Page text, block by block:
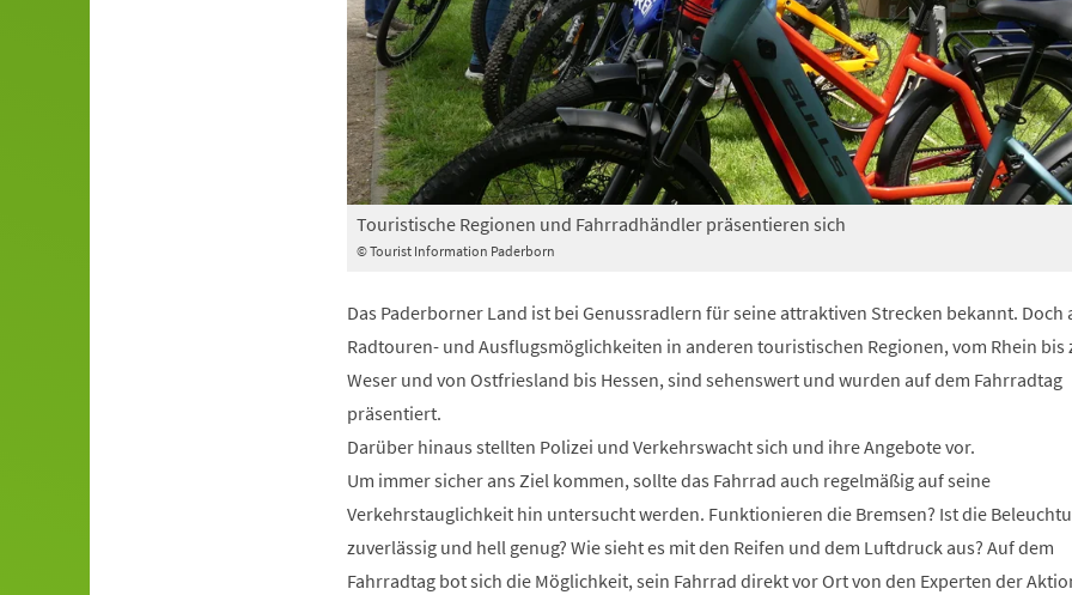
© Tourist Information Paderborn
Touristische Regionen und Fahrradhändler präsentieren sich
Das Paderborner Land ist bei Genussradlern für seine attraktiven Strecken bekannt. Doch
Radtouren- und Ausflugsmöglichkeiten in anderen touristischen Regionen, vom Rhein bis
Weser und von Ostfriesland bis Hessen, sind sehenswert und wurden auf dem Fahrradtag
präsentiert.
Darüber hinaus stellten Polizei und Verkehrswacht sich und ihre Angebote vor.
Um immer sicher ans Ziel kommen, sollte das Fahrrad auch regelmäßig auf seine
Verkehrstauglichkeit hin untersucht werden. Funktionieren die Bremsen? Ist die
zuverlässig und hell genug? Wie sieht es mit den Reifen und dem Luftdruck aus? Auf dem
Fahrradtag bot sich die Möglichkeit, sein Fahrrad direkt vor Ort von den Experten der